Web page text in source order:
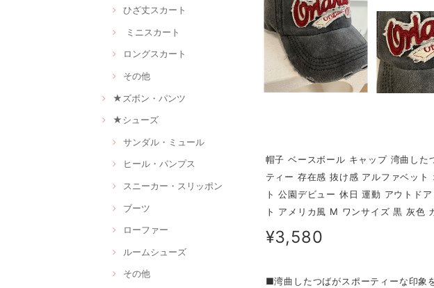
ひざ丈スカート
ミニスカート
ロングスカート
その他
★ズボン・パンツ
★シューズ
サンダル・ミュール
ヒール・パンプス
スニーカー・スリッポン
ブーツ
ローファー
ルームシューズ
その他
帽子 ベースボール キャップ 湾曲し
ティー 存在感 抜け感 アルファベッ
ト 公園デビュー 休日 運動 アウトド
ト アメリカ風 M ワンサイズ 黒 灰色
¥3,580
■湾曲したつばがスポーティーな印象